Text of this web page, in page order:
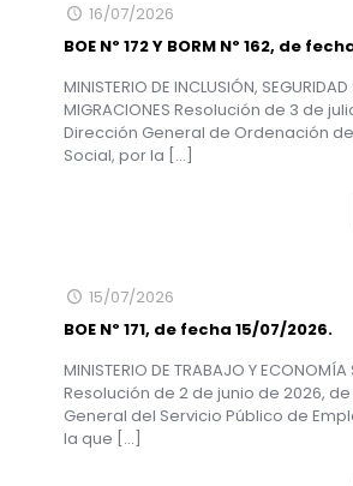
16/07/2026
BOE Nº 172 Y BORM Nº 162, de
MINISTERIO DE INCLUSIÓN,
MIGRACIONES Resolución de 3 de
Dirección General de Ordenación
Social, por la […]
15/07/2026
BOE Nº 171, de fecha 15/07/2026.
MINISTERIO DE TRABAJO Y ECONOMÍA
Resolución de 2 de junio de 2026,
General del Servicio Público de
la que […]